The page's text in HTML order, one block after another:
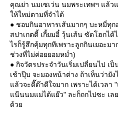
คุณย่า นมเซเว่น นมพระเทพฯ แล้ว
ห้ใหม่ตามที่จำได้
● ชอบกินอาหารเส้นมากๆ บะหมี่ทุก
สปาเกตตี้ เกี้ยมอี๋ วุ้นเส้น ซัดโฮกไ
ไรก็รู้สึกคุ้มทุกทีเพราะลูกกินเยอะม
ช่วงที่ไม่ค่อยยอมหม่ำ)
● กิจวัตรประจำวันเริ่มเปลี่ยนไป เ
เช้าปุ๊บ จะมองหน้าต่าง ถ้าเห็นว่ายั
ล้วจะดี๊ด๊าดีใจมาก เพราะได้เวลา
น๊นนมแม่ได้แย๊ว" ละก็ถกไปซะ เล
ด้ว